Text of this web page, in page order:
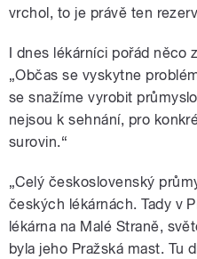
vrchol, to je právě ten
I dnes lékárníci pořád něco
„Občas se vyskytne
se snažíme vyrobit
nejsou k sehnání, pro
surovin.“
„Celý československý
českých lékárnách. Tady v
lékárna na Malé Straně,
byla jeho Pražská mast. Tu